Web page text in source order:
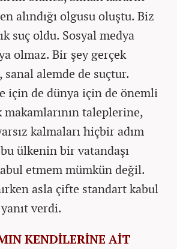
alındığı olgusu oluştu. Biz
suç oldu. Sosyal medya
olmaz. Bir şey gerçek
sanal alemde de suçtur.
için de dünya için de önemli
taleplerine,
kalmaları hiçbir adım
ülkenin bir vatandaşı
etmem mümkün değil.
asla çifte standart kabul
verdi.
KENDİLERİNE AİT